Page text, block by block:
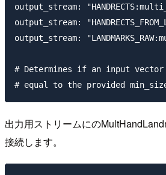
output_stream:
output_stream:
output_stream:
# Determines if an input
出力用ストリームにの
接続します。